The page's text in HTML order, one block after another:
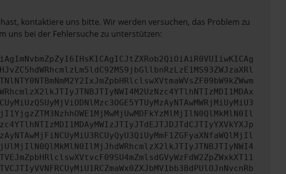
kontaktiere uns bitte. Wir werden versuchen, das Problem zu
uns bei der Fehlersuche zu unterstützen: